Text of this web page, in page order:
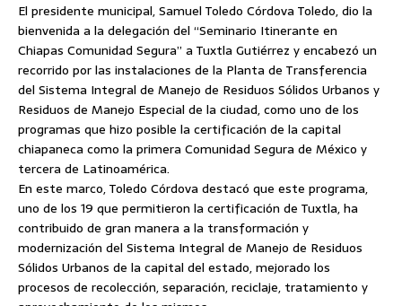
El presidente municipal, Samuel Toledo Córdova Toledo, dio la
bienvenida a la delegación del “Seminario Itinerante en
Chiapas Comunidad Segura” a Tuxtla Gutiérrez y encabezó un
recorrido por las instalaciones de la Planta de Transferencia
del Sistema Integral de Manejo de Residuos Sólidos Urbanos y
Residuos de Manejo Especial de la ciudad, como uno de los
programas que hizo posible la certificación de la capital
chiapaneca como la primera Comunidad Segura de México y
tercera de Latinoamérica.
En este marco, Toledo Córdova destacó que este programa,
uno de los 19 que permitieron la certificación de Tuxtla, ha
contribuido de gran manera a la transformación y
modernización del Sistema Integral de Manejo de Residuos
Sólidos Urbanos de la capital del estado, mejorado los
procesos de recolección, separación, reciclaje, tratamiento y